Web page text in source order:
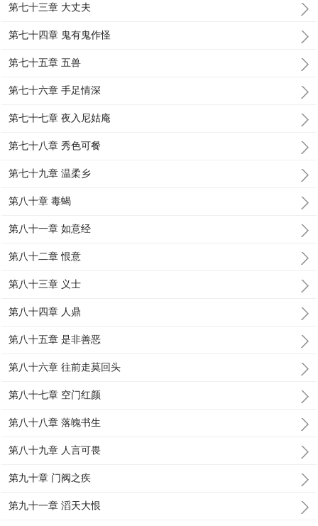
第七十三章 大丈夫
第七十四章 鬼有鬼作怪
第七十五章 五兽
第七十六章 手足情深
第七十七章 夜入尼姑庵
第七十八章 秀色可餐
第七十九章 温柔乡
第八十章 毒蝎
第八十一章 如意经
第八十二章 恨意
第八十三章 义士
第八十四章 人鼎
第八十五章 是非善恶
第八十六章 往前走莫回头
第八十七章 空门红颜
第八十八章 落魄书生
第八十九章 人言可畏
第九十章 门阀之疾
第九十一章 滔天大恨